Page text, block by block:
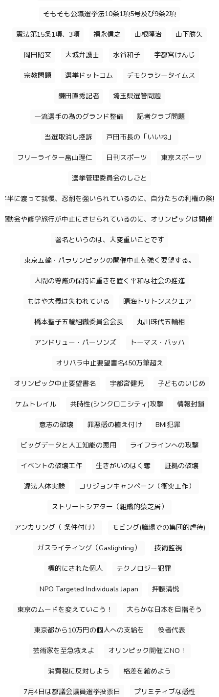
そもそも公職選挙法10条1項5号及び9条2項
憲法第15条1項、3項 福永信之 山根隆治 山下勝矢
岡田昭文 大城弁護士 水谷和子 宇都宮けんじ
宗教問題 選挙ドットコム デモクラシータイムス
鎌田直秀記者 埼玉県選管問題
一流選手の為のグランド整備 記者クラブ問題
当選取消し控訴 戸田市長の「いいね」
フリーライター畠山理仁 日刊スポーツ 東京スポーツ
選挙管理委員会のしごと
半に渡って我慢、忍耐を強いられているのに、自分たちの利権の祭
動会や修学旅行が中止にさせられているのに、オリンピックは開催
署名というのは、大変重いことです
東京五輪・パラリンピックの開催中止を強く要望する。
人間の尊厳の保持に重きを置く平和な社会の推進
もはや大義は失われている 晴海トリトンスクエア
橋本聖子五輪組織委員会会長 丸川珠代五輪相
アンドリュー・パーソンズ トーマス・バッハ
オリパラ中止要望書名450万筆超え
オリンピック中止要望書名 宇都宮健児 子どものいじめ
ケムトレイル 共時性(シンクロニシティ)攻撃 情報封鎖
意志の破壊 罪悪感の植え付け BMI犯罪
ビッグデータと人工知能の悪用 ライフラインへの攻撃
イベントの破壊工作 生きがいのはく奪 証拠の破壊
違法人体実験 コリジョンキャンペーン（衝突工作）
ストリートシアター（組織的猿芝居）
アンカリング（ 条件付け） モビング(職場での集団的虐待)
ガスライティング（Gaslighting） 技術監視
標的にされた個人 テクノロジー犯罪
NPO Targeted Individuals Japan 押腰清悦
東京のムードを変えていこう！ 大らかな日本を目指そう
東京都から10万円の個人への支給を 役者代表
芸術家を至急救えよ オリンピック開催にNO！
消費税に反対しよう 格差を縮めよう
7月4日は都議会議員選挙投票日 プリミティブな感性